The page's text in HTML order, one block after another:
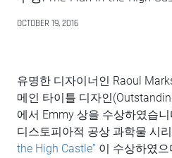
OCTOBER 19, 2016
유명한 디자이너인 Raoul
메인 타이틀 디자인
에서 Emmy 상을 수상하였습
디스토피아적 공상 과학물 시
the High Castle” 이 수상하였으